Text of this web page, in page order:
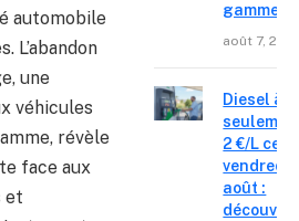
automobile
L’abandon
une
véhicules
révèle
face aux
et
gamme
août 7,
Diesel à
2 €/L ce
vendredi
août :